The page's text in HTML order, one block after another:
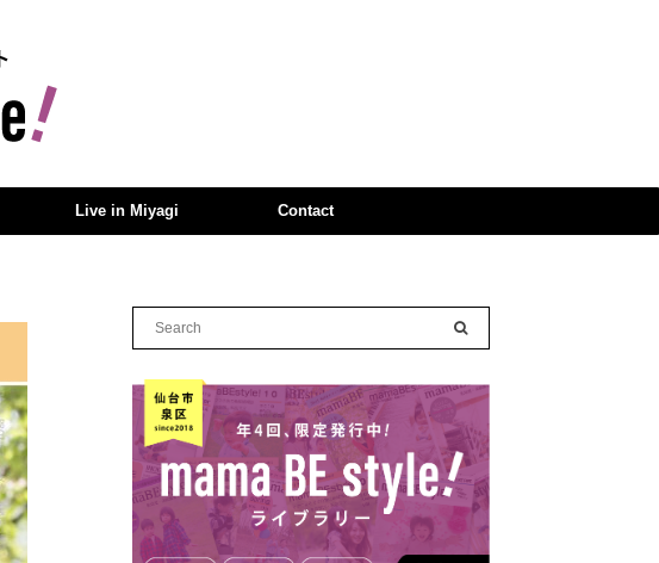
Live in Miyagi Contact